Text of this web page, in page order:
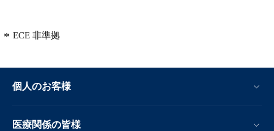
ECE 非準拠
個人のお客様
医療関係の皆様